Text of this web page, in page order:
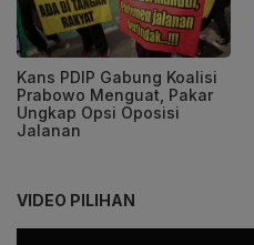
Kans PDIP Gabung Koalisi
Prabowo Menguat, Pakar
Ungkap Opsi Oposisi
Jalanan
VIDEO PILIHAN